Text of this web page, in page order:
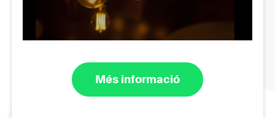
Més informació